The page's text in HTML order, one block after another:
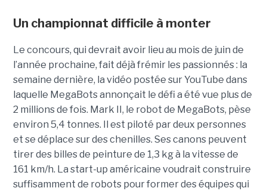
Un championnat difficile à monter
Le concours, qui devrait avoir lieu au mois de juin de
l’année prochaine, fait déjà frémir les passionnés : la
semaine dernière, la vidéo postée sur YouTube dans
laquelle MegaBots annonçait le défi a été vue plus de
2 millions de fois. Mark II, le robot de MegaBots, pèse
environ 5,4 tonnes. Il est piloté par deux personnes
et se déplace sur des chenilles. Ses canons peuvent
tirer des billes de peinture de 1,3 kg à la vitesse de
161 km/h. La start-up américaine voudrait construire
suffisamment de robots pour former des équipes qui